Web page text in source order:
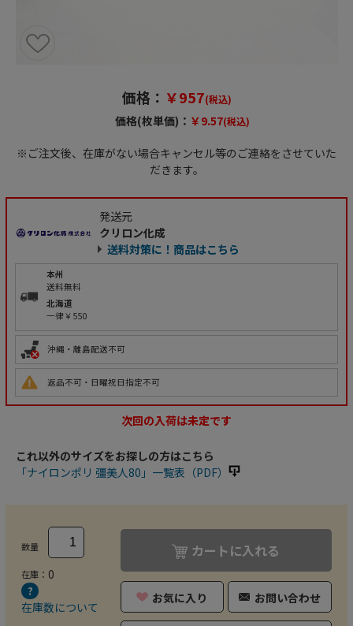
価格： ￥957(税込)
価格(枚単価)： ￥9.57(税込)
※ご注文後、在庫がない場合キャンセル等のご連絡をさせていた
だきます。
発送元
クリロン化成
送料対策に！商品はこちら
本州
送料無料
北海道
一律￥550
沖縄・離島配送不可
返品不可・日曜祝日指定不可
次回の入荷は未定です
これ以外のサイズをお探しの方はこちら
「ナイロンポリ 彊美人80」一覧表（PDF）
数量
在庫： 0
在庫数について
カートに入れる
お気に入り お問い合わせ